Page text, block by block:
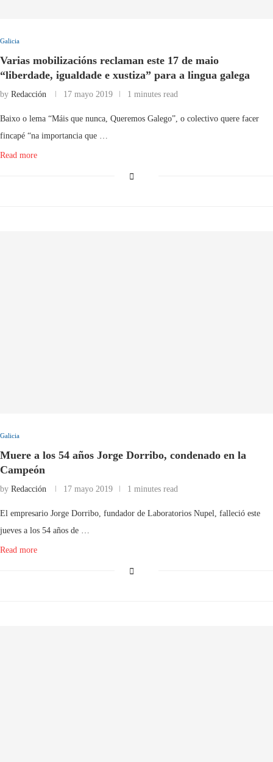
Galicia
Varias mobilizacións reclaman este 17 de maio
“liberdade, igualdade e xustiza” para a lingua galega
by Redacción 17 mayo 2019 1 minutes read
Baixo o lema “Máis que nunca, Queremos Galego”, o colectivo quere facer
fincapé “na importancia que …
Read more
Galicia
Muere a los 54 años Jorge Dorribo, condenado en la
Campeón
by Redacción 17 mayo 2019 1 minutes read
El empresario Jorge Dorribo, fundador de Laboratorios Nupel, falleció este
jueves a los 54 años de …
Read more